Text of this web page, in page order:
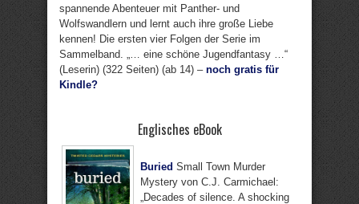
spannende Abenteuer mit Panther- und
Wolfswandlern und lernt auch ihre große Liebe
kennen! Die ersten vier Folgen der Serie im
Sammelband. „… eine schöne Jugendfantasy …“
(Leserin) (322 Seiten) (ab 14) – noch gratis für
Kindle?
Englisches eBook
Buried Small Town Murder
Mystery von C.J. Carmichael:
„Decades of silence. A shocking